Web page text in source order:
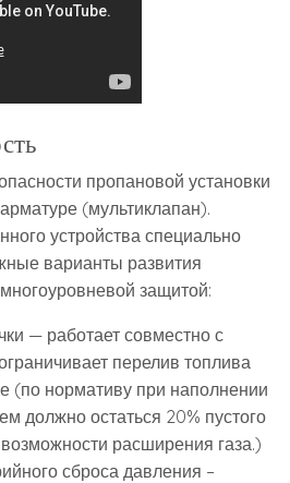
пропановой установки
(мультиклапан).
устройства специально
варианты развития
защитой:
— работает совместно с
перелив топлива
(по нормативу при наполнении
должно остаться 20% пустого
расширения газа.)
сброса давления –